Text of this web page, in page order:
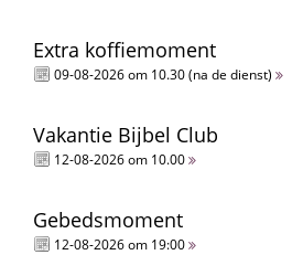
Extra koffiemoment
09-08-2026 om 10.30 (na de dienst)
Vakantie Bijbel Club
12-08-2026 om 10.00
Gebedsmoment
12-08-2026 om 19:00